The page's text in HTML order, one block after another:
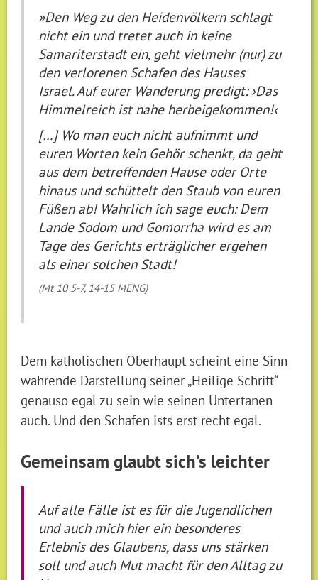
»Den Weg zu den Heidenvölkern schlagt
nicht ein und tretet auch in keine
Samariterstadt ein, geht vielmehr (nur) zu
den verlorenen Schafen des Hauses
Israel. Auf eurer Wanderung predigt: ›Das
Himmelreich ist nahe herbeigekommen!‹
[…] Wo man euch nicht aufnimmt und
euren Worten kein Gehör schenkt, da geht
aus dem betreffenden Hause oder Orte
hinaus und schüttelt den Staub von euren
Füßen ab! Wahrlich ich sage euch: Dem
Lande Sodom und Gomorrha wird es am
Tage des Gerichts erträglicher ergehen
als einer solchen Stadt!
(Mt 10 5-7, 14-15 MENG)
Dem katholischen Oberhaupt scheint eine Sinn
wahrende Darstellung seiner „Heilige Schrift“
genauso egal zu sein wie seinen Untertanen
auch. Und den Schafen ists erst recht egal.
Gemeinsam glaubt sich’s leichter
Auf alle Fälle ist es für die Jugendlichen
und auch mich hier ein besonderes
Erlebnis des Glaubens, dass uns stärken
soll und auch Mut macht für den Alltag zu